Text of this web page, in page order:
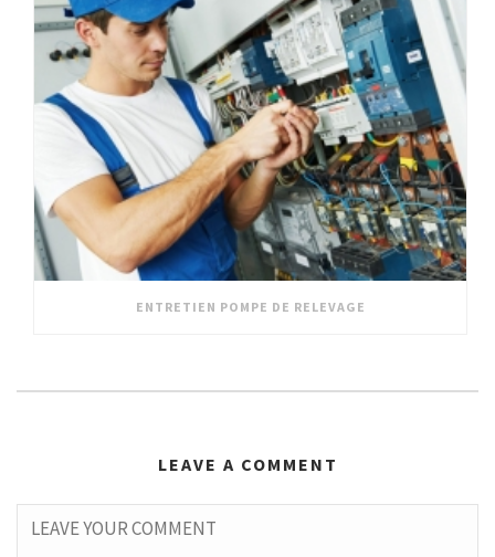
ENTRETIEN POMPE DE RELEVAGE
LEAVE A COMMENT